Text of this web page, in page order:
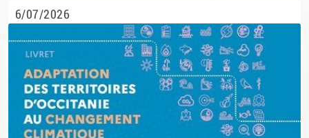
6/07/2026